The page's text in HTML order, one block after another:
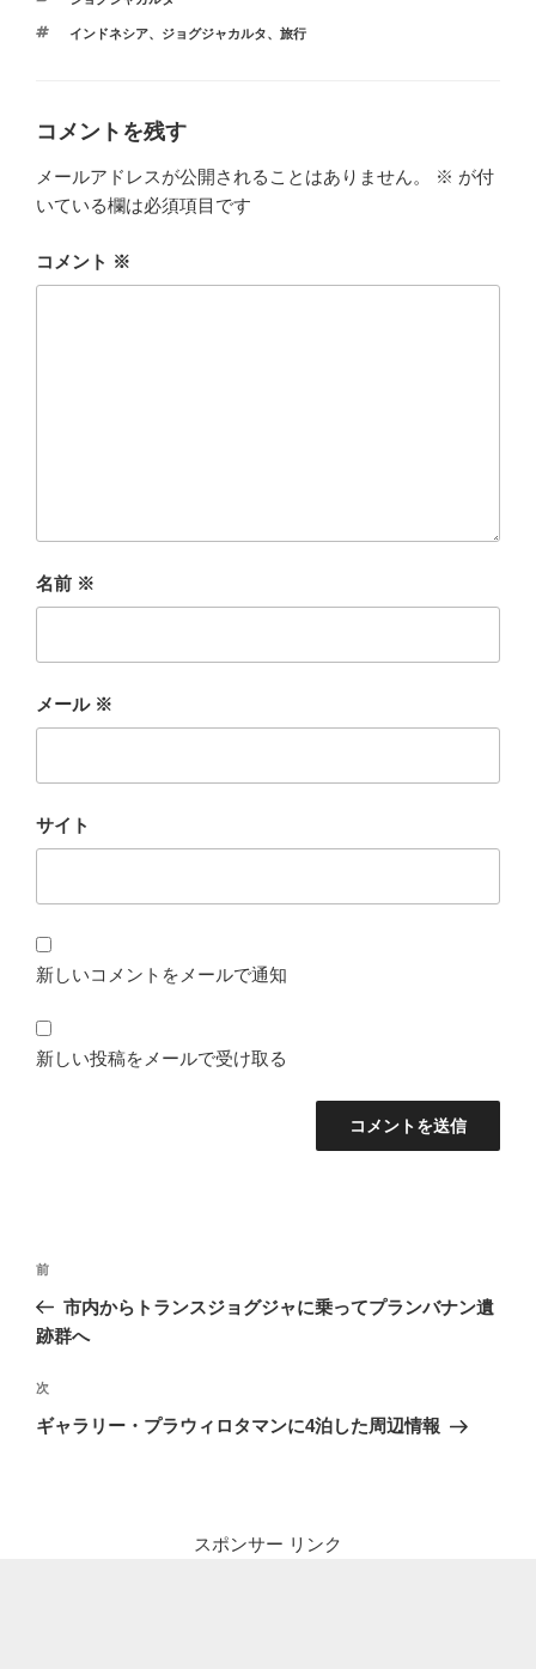
ゴ
タ
インドネシア、 ジョグジャカルタ、 旅行
コメントを残す
メールアドレスが公開されることはありません。 ※ が付
いている欄は必須項目です
コメント ※
名前 ※
メール ※
サイト
新しいコメントをメールで通知
新しい投稿をメールで受け取る
投
ナ
ゲ
ー
前
の
投
前
市内からトランスジョグジャに乗ってプランバナン遺
跡群へ
次
の
次
ギャラリー・プラウィロタマンに4泊した周辺情報
スポンサー リンク